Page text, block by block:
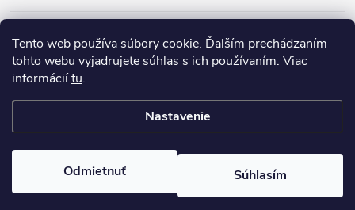
Tento web používa súbory cookie. Ďalším prechádzaním
tohto webu vyjadrujete súhlas s ich používaním. Viac
informáciítu.
Nastavenie
Odmietnuť Súhlasím
Showroom
. Všetky práva vyhradené.